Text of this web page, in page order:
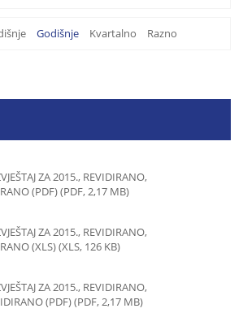
Godišnje Kvartalno Razno
ZA 2015., REVIDIRANO,
(PDF) (PDF, 2,17 MB)
ZA 2015., REVIDIRANO,
(XLS) (XLS, 126 KB)
ZA 2015., REVIDIRANO,
(PDF) (PDF, 2,17 MB)